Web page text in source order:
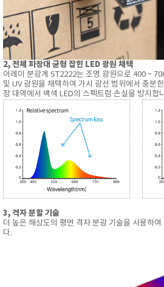
2, 전체 파장대 균형 잡힌 LED 광원 채택
어레이 분광계 ST2222는 조명 광원으로 400 ~
및 UV 광원을 채택하여 가시 광선 범위에서 충분
장 대역에서 백색 LED의 스펙트럼 손실을 방지합
3, 격자 분할 기술
더 높은 해상도의 평면 격자 분광 기술을 사용하
다.